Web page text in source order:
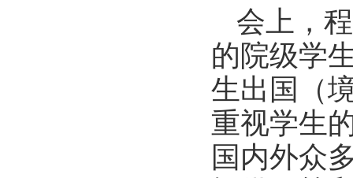
会上，
的院级学
生出国（
重视学生
国内外众